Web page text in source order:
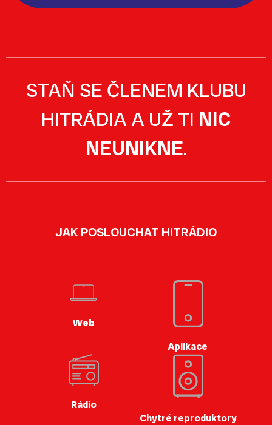
STAŇ SE ČLENEM KLUBU
HITRÁDIA A UŽ TI NIC
NEUNIKNE.
JAK POSLOUCHAT HITRÁDIO
Web
Aplikace
Rádio
Chytré reproduktory